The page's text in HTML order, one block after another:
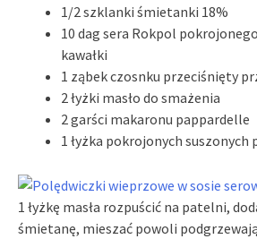
1/2 szklanki śmietanki 18%
10 dag sera Rokpol
kawałki
1 ząbek czosnku przeciśnięty
2 łyżki masło do smażenia
2 garści makaronu pappardelle
1 łyżka pokrojonych suszonych
1 łyżkę masła rozpuścić na patelni,
śmietanę, mieszać powoli